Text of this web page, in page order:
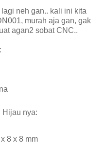
neh gan.. kali ini kita
murah aja gan, gak
agan2 sobat CNC..
Hijau nya:
8 x 8 mm